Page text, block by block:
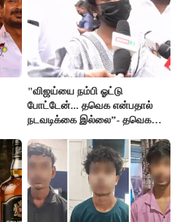
"விஜய்யை நம்பி ஓட்டு
போட்டேன்... தவெக என்பதால்
நடவடிக்கை இல்லை”- தவெக
கதறல்